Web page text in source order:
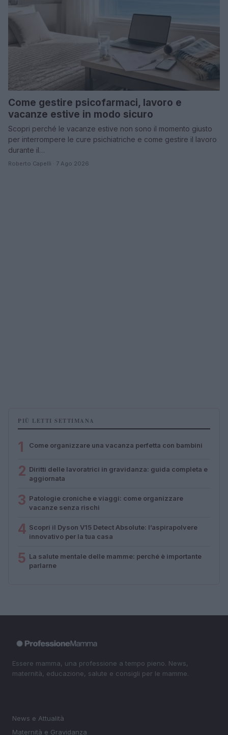
Come gestire psicofarmaci, lavoro e
vacanze estive in modo sicuro
Scopri perché le vacanze estive non sono il momento giusto
per interrompere le cure psichiatriche e come gestire il lavoro
durante il…
Roberto Capelli · 7 Ago 2026
PIÙ LETTI SETTIMANA
1 Come organizzare una vacanza perfetta con bambini
2 Diritti delle lavoratrici in gravidanza: guida completa e
aggiornata
3 Patologie croniche e viaggi: come organizzare
vacanze senza rischi
4 Scopri il Dyson V15 Detect Absolute: l’aspirapolvere
innovativo per la tua casa
5 La salute mentale delle mamme: perché è importante
parlarne
Essere mamma, una professione a tempo pieno. News,
maternità, educazione, salute e consigli per le mamme.
News e Attualità
Maternità e Gravidanza